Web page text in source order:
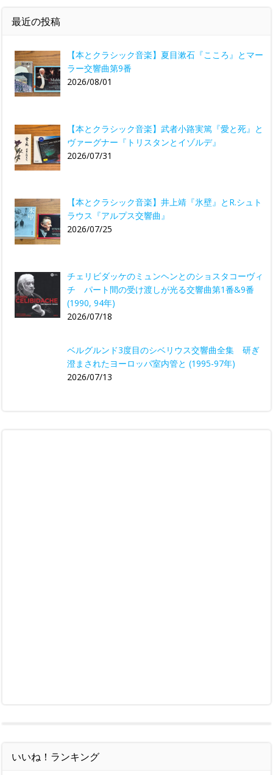
最近の投稿
【本とクラシック音楽】夏目漱石『こころ』とマー
ラー交響曲第9番
2026/08/01
【本とクラシック音楽】武者小路実篤『愛と死』と
ヴァーグナー『トリスタンとイゾルデ』
2026/07/31
【本とクラシック音楽】井上靖『氷壁』とR.シュト
ラウス『アルプス交響曲』
2026/07/25
チェリビダッケのミュンヘンとのショスタコーヴィ
チ パート間の受け渡しが光る交響曲第1番&9番
(1990, 94年)
2026/07/18
ベルグルンド3度目のシベリウス交響曲全集 研ぎ
澄まされたヨーロッパ室内管と (1995-97年)
2026/07/13
いいね！ランキング